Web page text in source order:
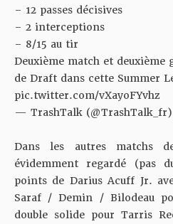
– 12 passes décisives
– 2 interceptions
– 8/15 au tir
Deuxième match et deuxième
de Draft dans cette Summer
pic.twitter.com/vXayoFYvhz
— TrashTalk (@TrashTalk_fr)
Dans les autres matchs
évidemment regardé (pas
points de Darius Acuff Jr.
Saraf / Demin / Bilodeau
double solide pour Tarris